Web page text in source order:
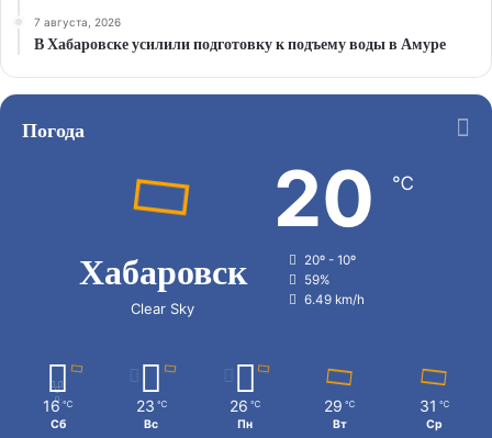
7 августа, 2026
В Хабаровске усилили подготовку к подъему воды в Амуре
Погода
Хабаровск
Clear Sky
20 ℃
20º - 10º
59%
6.49 km/h
16 ℃
Сб
23 ℃
Вс
26 ℃
Пн
29 ℃
Вт
31 ℃
Ср